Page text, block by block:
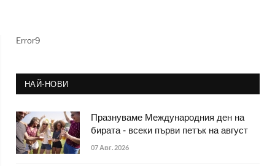
Error9
НАЙ-НОВИ
Празнуваме Международния ден на
бирата - всеки първи петък на август
07 Авг. 2026